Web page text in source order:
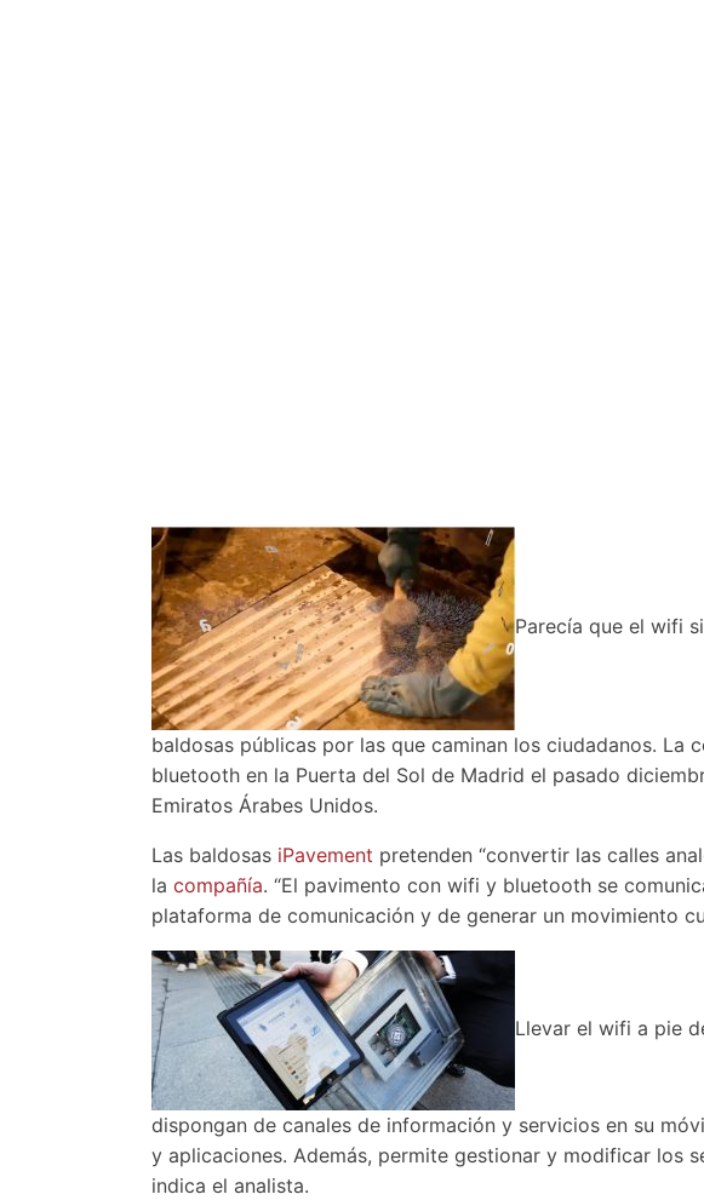
Parecía que el wifi
baldosas públicas por las que caminan los ciudadanos. La
bluetooth en la Puerta del Sol de Madrid el pasado
Emiratos Árabes Unidos.
Las baldosas iPavement pretenden “convertir las calles
la compañía. “El pavimento con wifi y bluetooth se
plataforma de comunicación y de generar un movimiento
Llevar el wifi a pie
dispongan de canales de información y servicios en su
y aplicaciones. Además, permite gestionar y modificar los
indica el analista.